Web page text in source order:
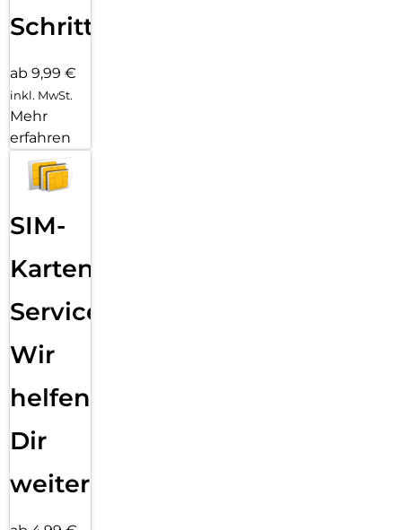
Schritten
ab 9,99 €
inkl. MwSt.
Mehr
erfahren
SIM-
Karten
Service:
Wir
helfen
Dir
weiter